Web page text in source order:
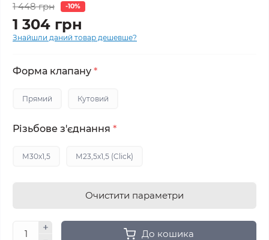
1 448 грн -10%
1 304 грн
Знайшли даний товар дешевше?
Форма клапану *
Прямий Кутовий
Різьбове з'єднання *
М30х1,5 М23,5х1,5 (Click)
Очистити параметри
До кошика